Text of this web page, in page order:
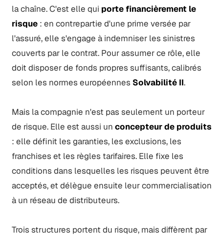
la chaîne. C'est elle qui porte financièrement le
risque: en contrepartie d'une prime versée par
l'assuré, elle s'engage à indemniser les sinistres
couverts par le contrat. Pour assumer ce rôle, elle
doit disposer de fonds propres suffisants, calibrés
selon les normes européennes Solvabilité II.
Mais la compagnie n'est pas seulement un porteur
de risque. Elle est aussi un concepteur de produits
: elle définit les garanties, les exclusions, les
franchises et les règles tarifaires. Elle fixe les
conditions dans lesquelles les risques peuvent être
acceptés, et délègue ensuite leur commercialisation
à un réseau de distributeurs.
Trois structures portent du risque, mais diffèrent par